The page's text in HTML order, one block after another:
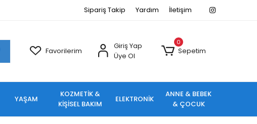
Sipariş Takip Yardım İletişim
Favorilerim
Giriş Yap
Üye Ol
0
Sepetim
YAŞAM
KOZMETİK &
KİŞİSEL BAKIM
ELEKTRONİK
ANNE & BEBEK
& ÇOCUK